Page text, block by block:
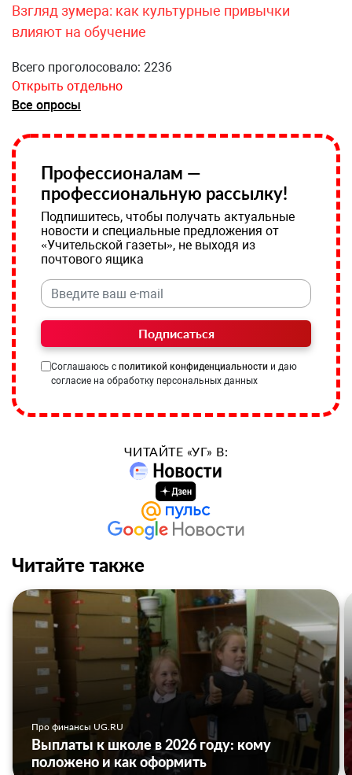
Взгляд зумера: как культурные привычки
влияют на обучение
Всего проголосовало: 2236
Открыть отдельно
Все опросы
Профессионалам —
профессиональную рассылку!
Подпишитесь, чтобы получать актуальные
новости и специальные предложения от
«Учительской газеты», не выходя из
почтового ящика
Подписаться
Соглашаюсь с политикой конфиденциальности и даю
согласие на обработку персональных данных
ЧИТАЙТЕ «УГ» В:
Читайте также
Про финансы UG.RU
Выплаты к школе в 2026 году: кому
положено и как оформить